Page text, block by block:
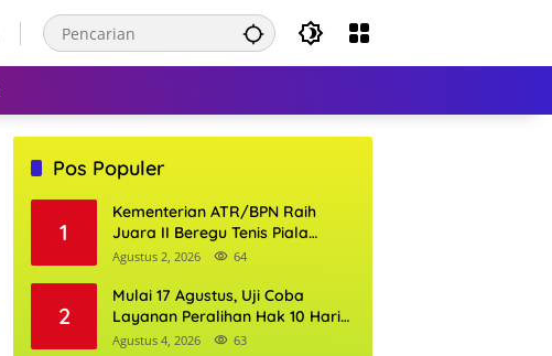
Pos Populer
1
Kementerian ATR/BPN Raih
Juara II Beregu Tenis Piala
Gubernur DKI Jakarta 2026
Agustus 2, 2026 64
2
Mulai 17 Agustus, Uji Coba
Layanan Peralihan Hak 10 Hari
di 15 Kantor Pertanahan
Agustus 4, 2026 63